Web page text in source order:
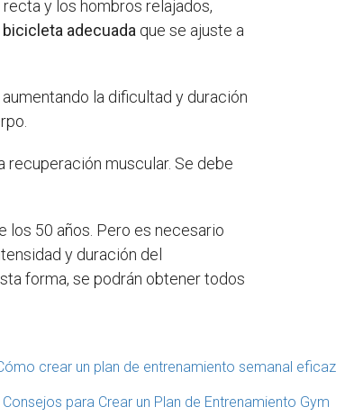
recta y los hombros relajados,
bicicleta adecuada que se ajuste a
aumentando la dificultad y duración
recuperación muscular. Se debe
los 50 años. Pero es necesario
y duración del
forma, se podrán obtener todos
crear un plan de entrenamiento semanal eficaz
Consejos para Crear un Plan de Entrenamiento Gym